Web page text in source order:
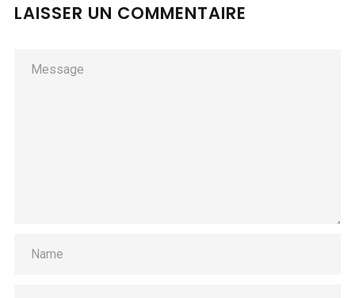
LAISSER UN COMMENTAIRE